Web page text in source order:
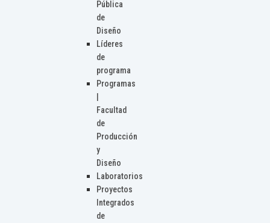
Pública
de
Diseño
Líderes
de
programa
Programas
Facultad
de
Producción
y
Diseño
Laboratorios
Proyectos
Integrados
de